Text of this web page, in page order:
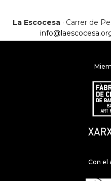
La Escocesa · Carrer de
Con el